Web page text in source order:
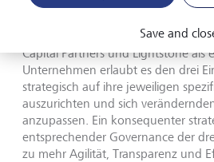
Group: "Die Positionierung von LGT
Capital Partners und Lightstone als
Unternehmen erlaubt es den drei
strategisch auf ihre jeweiligen
auszurichten und sich
anzupassen. Ein konsequenter
entsprechender Governance der
zu mehr Agilität, Transparenz und
Save and